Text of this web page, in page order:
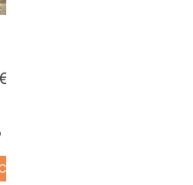
OPCIONES